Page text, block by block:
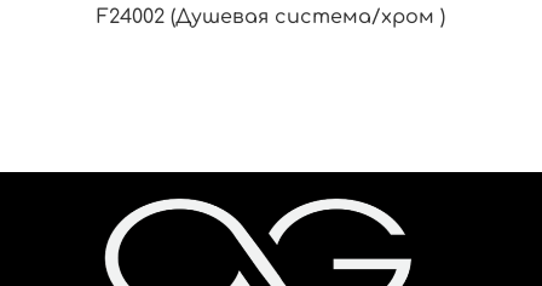
F24002 (Душевая система/хром )